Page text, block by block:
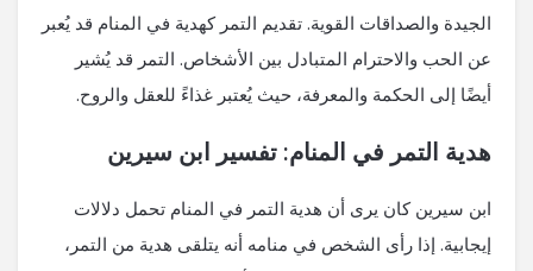
الجيدة والصداقات القوية. تقديم التمر كهدية في المنام قد يُعبر
عن الحب والاحترام المتبادل بين الأشخاص. التمر قد يُشير
أيضًا إلى الحكمة والمعرفة، حيث يُعتبر غذاءً للعقل والروح.
هدية التمر في المنام: تفسير ابن سيرين
ابن سيرين كان يرى أن هدية التمر في المنام تحمل دلالات
إيجابية. إذا رأى الشخص في منامه أنه يتلقى هدية من التمر،